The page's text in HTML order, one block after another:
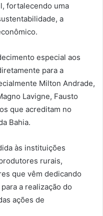
fortalecendo uma
a
especial aos
para a
Milton Andrade,
Lavigne, Fausto
que acreditam no
Bahia.
às instituições
rurais,
que vêm dedicando
a realização do
ações de